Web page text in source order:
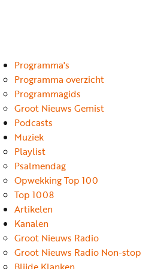
Programma's
Programma overzicht
Programmagids
Groot Nieuws Gemist
Podcasts
Muziek
Playlist
Psalmendag
Opwekking Top 100
Top 1008
Artikelen
Kanalen
Groot Nieuws Radio
Groot Nieuws Radio Non-stop
Podcasts
Muziek
Artikelen
Kanalen
Steun
onze
missie
Info